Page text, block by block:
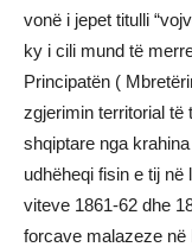
vonë i jepet titulli
ky i cili mund të
Principatën (
zgjerimin territorial të
shqiptare nga
udhëheqi fisin e tij
viteve 1861-62 dhe
forcave malazeze në